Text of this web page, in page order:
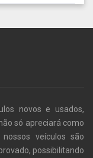
novos e usados,
só apreciará como
veículos são
possibilitando